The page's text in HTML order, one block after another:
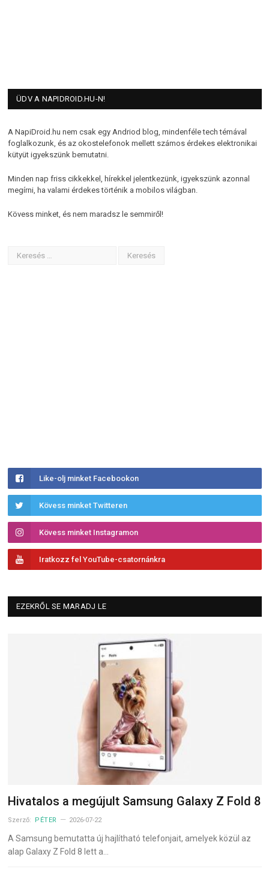
ÜDV A NAPIDROID.HU-N!
A NapiDroid.hu nem csak egy Andriod blog, mindenféle tech témával
foglalkozunk, és az okostelefonok mellett számos érdekes elektronikai
kütyüt igyekszünk bemutatni.
Minden nap friss cikkekkel, hírekkel jelentkezünk, igyekszünk azonnal
megírni, ha valami érdekes történik a mobilos világban.
Kövess minket, és nem maradsz le semmiről!
Like-olj minket Facebookon
Kövess minket Twitteren
Kövess minket Instagramon
Iratkozz fel YouTube-csatornánkra
EZEKRŐL SE MARADJ LE
Hivatalos a megújult Samsung Galaxy Z Fold 8
Szerző: PÉTER 2026-07-22
A Samsung bemutatta új hajlítható telefonjait, amelyek közül az
alap Galaxy Z Fold 8 lett a…